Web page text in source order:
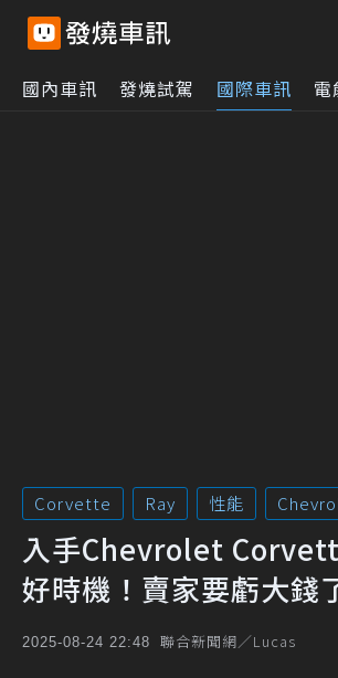
國內車訊 發燒試駕 國際車訊 電
Corvette Ray 性能
入手Chevrolet
好時機！賣家要虧大錢
2025-08-24 22:48 聯合新聞網／Lucas